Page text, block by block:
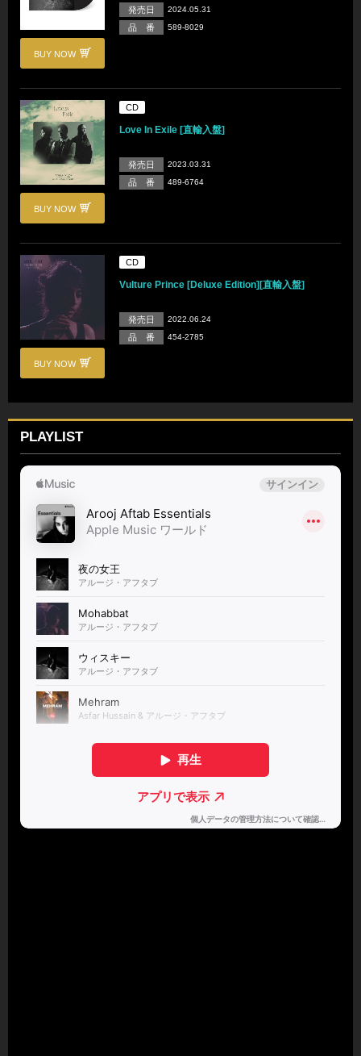
BUY NOW
発売日 2024.05.31
品 番 589-8029
BUY NOW
CD
Love In Exile [直輸入盤]
発売日 2023.03.31
品 番 489-6764
BUY NOW
CD
Vulture Prince [Deluxe Edition][直輸入盤]
発売日 2022.06.24
品 番 454-2785
PLAYLIST